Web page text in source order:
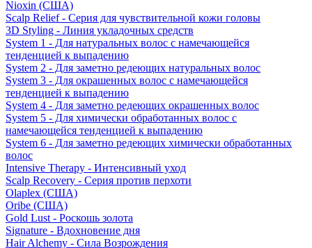
Nioxin (США)
Scalp Relief - Серия для чувствительной кожи головы
3D Styling - Линия укладочных средств
System 1 - Для натуральных волос с намечающейся
тенденцией к выпадению
System 2 - Для заметно редеющих натуральных волос
System 3 - Для окрашенных волос с намечающейся
тенденцией к выпадению
System 4 - Для заметно редеющих окрашенных волос
System 5 - Для химически обработанных волос с
намечающейся тенденцией к выпадению
System 6 - Для заметно редеющих химически обработанных
волос
Intensive Therapy - Интенсивный уход
Scalp Recovery - Серия против перхоти
Olaplex (США)
Oribe (США)
Gold Lust - Роскошь золота
Signature - Вдохновение дня
Hair Alchemy - Сила Возрождения